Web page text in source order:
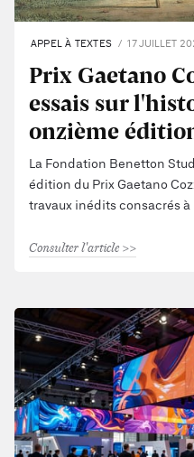
APPEL À TEXTES 17 JUILLET
Prix Gaetano
essais sur
onzième
La Fondation Benetton
édition du Prix Gaetano
travaux inédits consacrés
Consulter l'article